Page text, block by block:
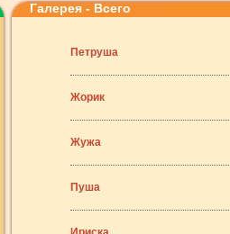
Галерея - Всего
Петруша
Жорик
Жужа
Пуша